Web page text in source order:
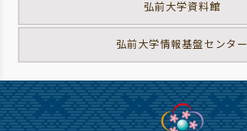
弘前大学資料館
弘前大学情報基盤センター